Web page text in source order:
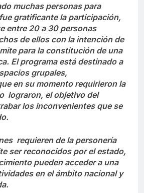
muchas personas para
gratificante la participación,
entre 20 a 30 personas
de ellos con la intención de
para la constitución de una
El programa está destinado a
grupales,
en su momento requirieron la
lograron, el objetivo del
los inconvenientes que se
requieren de la personería
ser reconocidos por el estado,
pueden acceder a una
en el ámbito nacional y